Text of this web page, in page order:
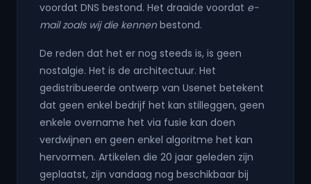
voordat DNS bestond. Het draaide voordat e-
mail zoals wij die kennenbestond.
De reden dat het er nog steeds is, is geen
nostalgie. Het is de architectuur. Het
gedistribueerde ontwerp van Usenet betekent
dat geen enkel bedrijf het kan stilleggen, geen
enkele overname het via fusie kan doen
verdwijnen en geen enkel algoritme het kan
hervormen. Artikelen die 20 jaar geleden zijn
geplaatst, zijn vandaag nog beschikbaar bij